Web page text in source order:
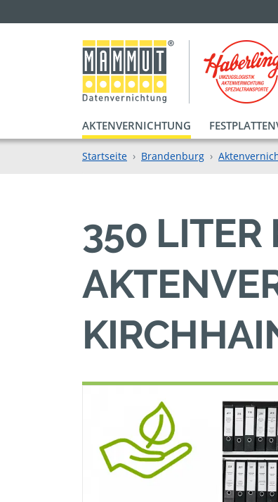
AKTENVERNICHTUNG
Startseite Brandenburg
350 LITER